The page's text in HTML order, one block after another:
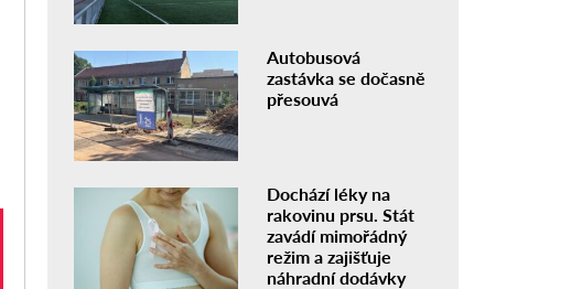
Autobusová
zastávka se dočasně
přesouvá
Dochází léky na
rakovinu prsu. Stát
zavádí mimořádný
režim a zajišťuje
náhradní dodávky